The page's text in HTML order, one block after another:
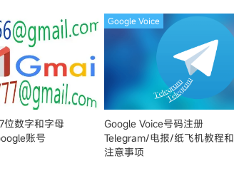
位数字和字母
账号
Google Voice号码注册
Telegram/电报/纸飞机教程和
注意事项
Google Voice